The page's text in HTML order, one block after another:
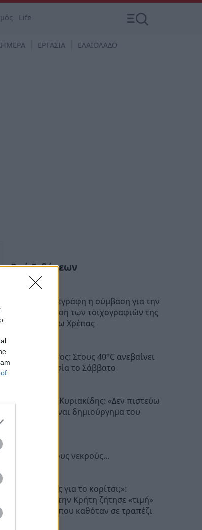
Life
ΕΡΓΑΣΙΑ ΕΛΑΙΟΛΑΔΟ
Ροή Ειδήσεων
Αρκαδία: Υπεγράφη η σύμβαση για την
αποκατάσταση των τοιχογραφιών της
Μονής Επάνω Χρέπας
Πελοπόννησος: Στους 40°C ανεβαίνει
η θερμοκρασία το Σάββατο
Βλαδίμηρος Κυριακίδης: «Δεν πιστεύω
στον Θεό, είναι δημιούργημα του
Σεβασμό στους νεκρούς…
«Πόσα θέλεις για το κορίτσι;»:
Τουρίστας στην Κρήτη ζήτησε «τιμή»
για ανήλικη που καθόταν σε τραπέζι